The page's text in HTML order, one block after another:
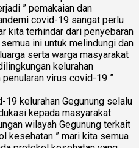
” pemakaian dan
covid-19 sangat perlu
kita terhindar dari penyebaran
ini untuk melindungi dan
serta warga masyarakat
kelurahan
penularan virus covid-19 ”
19 kelurahan Gegunung selalu
kepada masyarakat
wilayah Gegunung terkait
kesehatan ” mari kita semua